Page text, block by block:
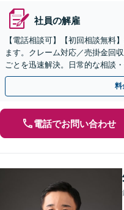
社員の解雇
【電話相談可】【初回相談無料
ます。クレーム対応／売掛金回
ごとを迅速解決。日常的な相談
すすめ【夜間・休日対応】【完
料
電話でお問い合わせ